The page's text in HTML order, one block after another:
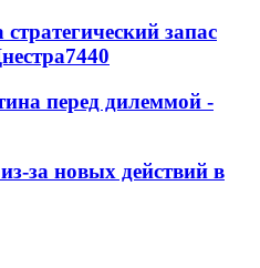
запас
7440
перед дилеммой -
за новых действий в